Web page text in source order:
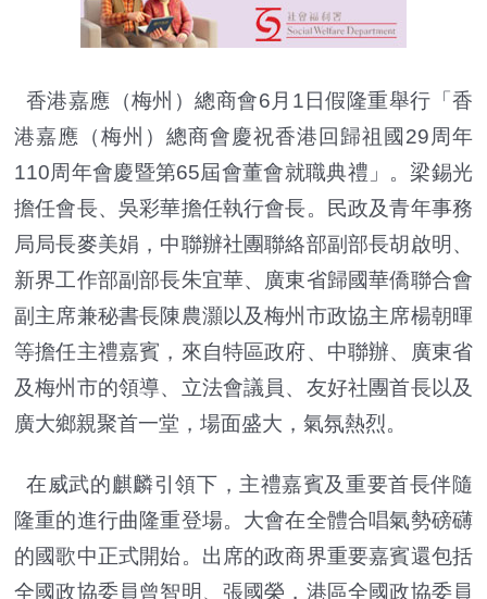
香港嘉應（梅州）總商會6月1日假隆重舉行「香
港嘉應（梅州）總商會慶祝香港回歸祖國29周年
110周年會慶暨第65屆會董會就職典禮」。梁錫光
擔任會長、吳彩華擔任執行會長。民政及青年事務
局局長麥美娟，中聯辦社團聯絡部副部長胡啟明、
新界工作部副部長朱宜華、廣東省歸國華僑聯合會
副主席兼秘書長陳農灝以及梅州市政協主席楊朝暉
等擔任主禮嘉賓，來自特區政府、中聯辦、廣東省
及梅州市的領導、立法會議員、友好社團首長以及
廣大鄉親聚首一堂，場面盛大，氣氛熱烈。
在威武的麒麟引領下，主禮嘉賓及重要首長伴隨
隆重的進行曲隆重登場。大會在全體合唱氣勢磅礴
的國歌中正式開始。出席的政商界重要嘉賓還包括
全國政協委員曾智明、張國榮，港區全國政協委員